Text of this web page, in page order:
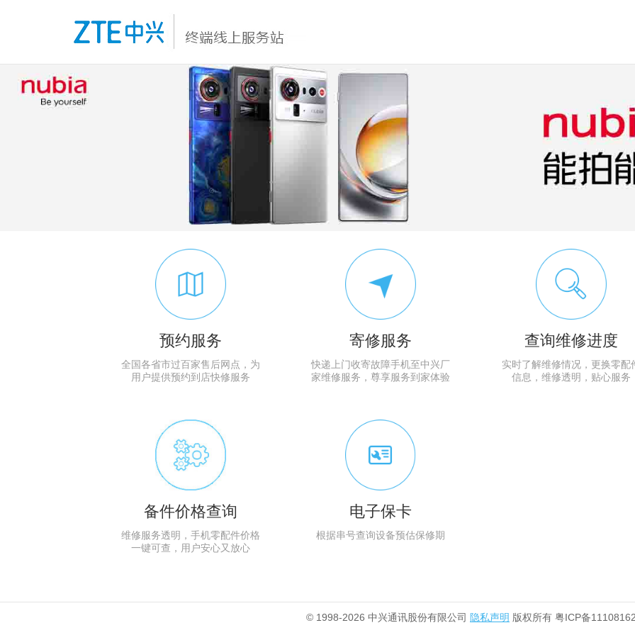
预约服务
全国各省市过百家售后网点，为
用户提供预约到店快修服务
寄修服务
快递上门收寄故障手机至中兴厂
家维修服务，尊享服务到家体验
查询维修进度
实时了解维修情况，更换零配
信息，维修透明，贴心服务
备件价格查询
维修服务透明，手机零配件价格
一键可查，用户安心又放心
电子保卡
根据串号查询设备预估保修期
© 1998-2026 中兴通讯股份有限公司 隐私声明 版权所有 粤ICP备